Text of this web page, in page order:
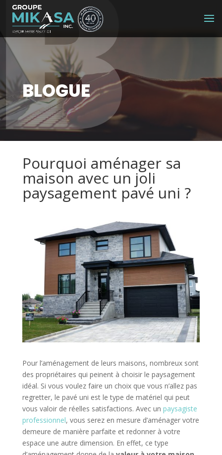
BLOGUE
Pourquoi aménager sa
maison avec un joli
paysagement pavé uni ?
Pour l’aménagement de leurs maisons, nombreux sont
des propriétaires qui peinent à choisir le paysagement
idéal. Si vous voulez faire un choix que vous n’allez pas
regretter, le pavé uni est le type de matériel qui peut
vous valoir de réelles satisfactions. Avec un paysagiste
professionnel, vous serez en mesure d’aménager votre
demeure de manière parfaite et redonner à votre
espace une autre dimension. En effet, ce type